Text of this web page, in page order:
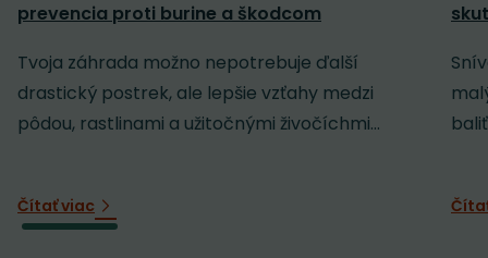
prevencia proti burine a škodcom
Tvoja záhrada možno nepotrebuje ďalší
drastický postrek, ale lepšie vzťahy medzi
pôdou, rastlinami a užitočnými živočíchmi...
Čítať viac